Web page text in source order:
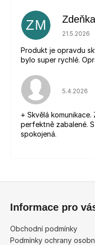
ZM
21.5.2026
Produkt je opravdu
bylo super rychlé.
5.4.2026
+ Skvělá
perfektně zabalené.
spokojená.
Informace pro
Obchodní podmínky
Podmínky ochrany